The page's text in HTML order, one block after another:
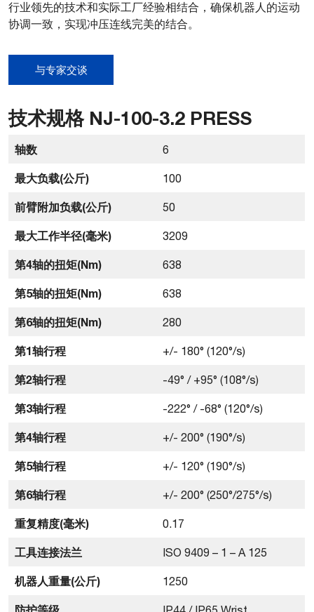
行业领先的技术和实际工厂经验相结合，确保机器人的运动
协调一致，实现冲压连线完美的结合。
与专家交谈
技术规格 NJ-100-3.2 PRESS
轴数 6
最大负载(公斤) 100
前臂附加负载(公斤) 50
最大工作半径(毫米) 3209
第4轴的扭矩(Nm) 638
第5轴的扭矩(Nm) 638
第6轴的扭矩(Nm) 280
第1轴行程 +/- 180° (120°/s)
第2轴行程 -49° / +95° (108°/s)
第3轴行程 -222° / -68° (120°/s)
第4轴行程 +/- 200° (190°/s)
第5轴行程 +/- 120° (190°/s)
第6轴行程 +/- 200° (250°/275°/s)
重复精度(毫米) 0.17
工具连接法兰 ISO 9409 – 1 – A 125
机器人重量(公斤) 1250